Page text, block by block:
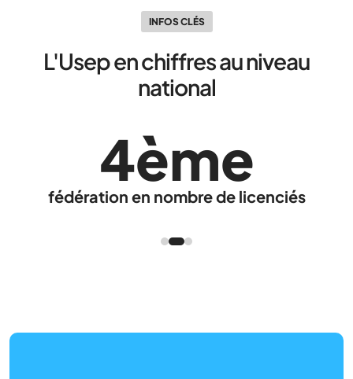
INFOS CLÉS
L'Usep en chiffres au niveau
national
4ème
fédération en nombre de licenciés